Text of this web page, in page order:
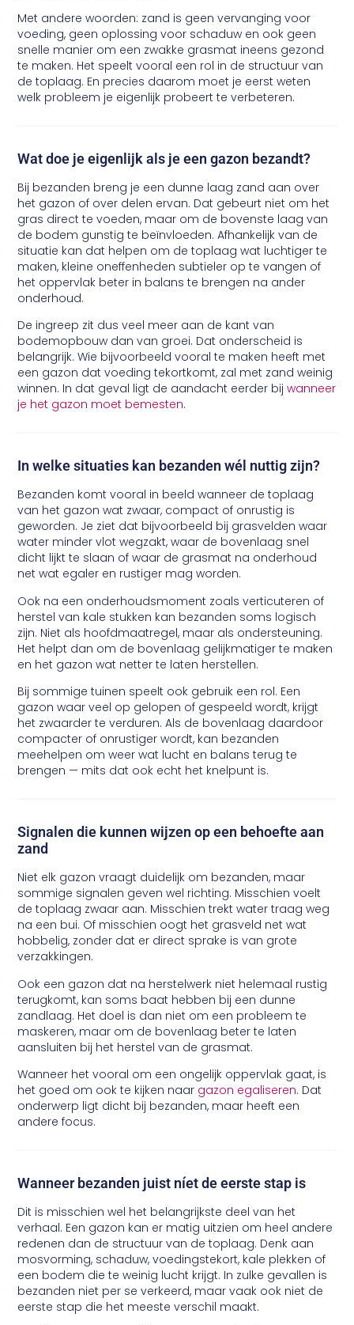
Met andere woorden: zand is geen vervanging voor
voeding, geen oplossing voor schaduw en ook geen
snelle manier om een zwakke grasmat ineens gezond
te maken. Het speelt vooral een rol in de structuur van
de toplaag. En precies daarom moet je eerst weten
welk probleem je eigenlijk probeert te verbeteren.
Wat doe je eigenlijk als je een gazon bezandt?
Bij bezanden breng je een dunne laag zand aan over
het gazon of over delen ervan. Dat gebeurt niet om het
gras direct te voeden, maar om de bovenste laag van
de bodem gunstig te beïnvloeden. Afhankelijk van de
situatie kan dat helpen om de toplaag wat luchtiger te
maken, kleine oneffenheden subtieler op te vangen of
het oppervlak beter in balans te brengen na ander
onderhoud.
De ingreep zit dus veel meer aan de kant van
bodemopbouw dan van groei. Dat onderscheid is
belangrijk. Wie bijvoorbeeld vooral te maken heeft met
een gazon dat voeding tekortkomt, zal met zand weinig
winnen. In dat geval ligt de aandacht eerder bijwanneer
je het gazon moet bemesten.
In welke situaties kan bezanden wél nuttig zijn?
Bezanden komt vooral in beeld wanneer de toplaag
van het gazon wat zwaar, compact of onrustig is
geworden. Je ziet dat bijvoorbeeld bij grasvelden waar
water minder vlot wegzakt, waar de bovenlaag snel
dicht lijkt te slaan of waar de grasmat na onderhoud
net wat egaler en rustiger mag worden.
Ook na een onderhoudsmoment zoals verticuteren of
herstel van kale stukken kan bezanden soms logisch
zijn. Niet als hoofdmaatregel, maar als ondersteuning.
Het helpt dan om de bovenlaag gelijkmatiger te maken
en het gazon wat netter te laten herstellen.
Bij sommige tuinen speelt ook gebruik een rol. Een
gazon waar veel op gelopen of gespeeld wordt, krijgt
het zwaarder te verduren. Als de bovenlaag daardoor
compacter of onrustiger wordt, kan bezanden
meehelpen om weer wat lucht en balans terug te
brengen — mits dat ook echt het knelpunt is.
Signalen die kunnen wijzen op een behoefte aan
zand
Niet elk gazon vraagt duidelijk om bezanden, maar
sommige signalen geven wel richting. Misschien voelt
de toplaag zwaar aan. Misschien trekt water traag weg
na een bui. Of misschien oogt het grasveld net wat
hobbelig, zonder dat er direct sprake is van grote
verzakkingen.
Ook een gazon dat na herstelwerk niet helemaal rustig
terugkomt, kan soms baat hebben bij een dunne
zandlaag. Het doel is dan niet om een probleem te
maskeren, maar om de bovenlaag beter te laten
aansluiten bij het herstel van de grasmat.
Wanneer het vooral om een ongelijk oppervlak gaat, is
het goed om ook te kijken naar gazon egaliseren. Dat
onderwerp ligt dicht bij bezanden, maar heeft een
andere focus.
Wanneer bezanden juist níet de eerste stap is
Dit is misschien wel het belangrijkste deel van het
verhaal. Een gazon kan er matig uitzien om heel andere
redenen dan de structuur van de toplaag. Denk aan
mosvorming, schaduw, voedingstekort, kale plekken of
een bodem die te weinig lucht krijgt. In zulke gevallen is
bezanden niet per se verkeerd, maar vaak ook niet de
eerste stap die het meeste verschil maakt.